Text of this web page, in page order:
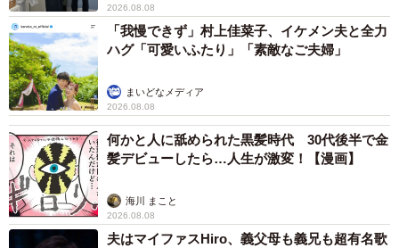
2026.08.08
「我慢できず」村上佳菜子、イケメン夫と全力
ハグ「可愛いふたり」「素敵なご夫婦」
まいどなメディア
2026.08.08
何かと人に舐められた黒髪時代 30代後半で金
髪デビューしたら…人生が激変！【漫画】
海川 まこと
2026.08.08
夫はマイファスHiro、義父母も義兄も超有名歌